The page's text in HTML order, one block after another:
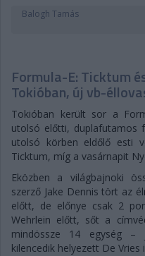
Balogh Tamás
Formula-E: Ticktum
Tokióban, új vb-
Tokióban került sor a
utolsó előtti, duplafutamos
utolsó körben eldőlő esti
Ticktum, míg a vasárnapit
Eközben a világbajnoki
szerző Jake Dennis tört az
előtt, de előnye csak 2
Wehrlein előtt, sőt a
mindössze 14 egység –
kilencedik helyezett De Vries